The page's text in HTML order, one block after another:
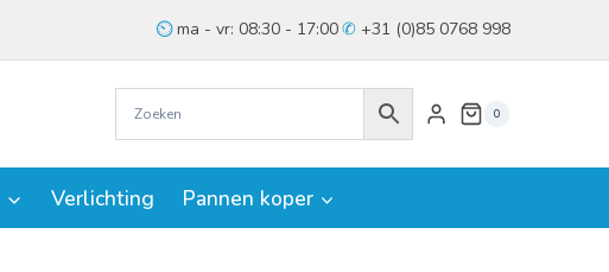
ma - vr: 08:30 - 17:00 +31 (0)85 0768 998
0
Verlichting Pannen koper